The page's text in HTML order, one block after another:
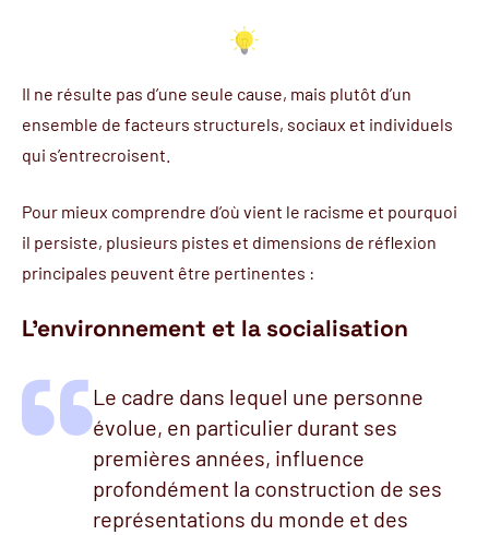
Il ne résulte pas d’une seule cause, mais plutôt d’un
ensemble de facteurs structurels, sociaux et individuels
qui s’entrecroisent.
Pour mieux comprendre d’où vient le racisme et pourquoi
il persiste, plusieurs pistes et dimensions de réflexion
principales peuvent être pertinentes :
L’environnement et la socialisation
Le cadre dans lequel une personne
évolue, en particulier durant ses
premières années, influence
profondément la construction de ses
représentations du monde et des